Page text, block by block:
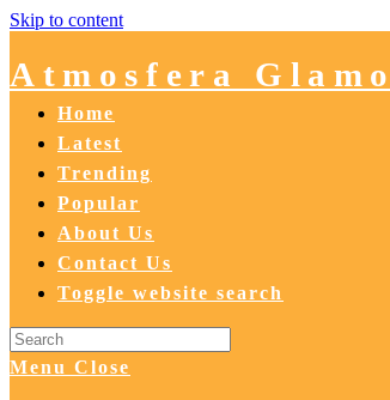
Skip to content
Atmosfera
Home
Latest
Trending
Popular
About Us
Contact Us
Toggle website search
Menu Close